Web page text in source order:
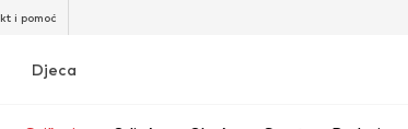
i pomoć
Djeca